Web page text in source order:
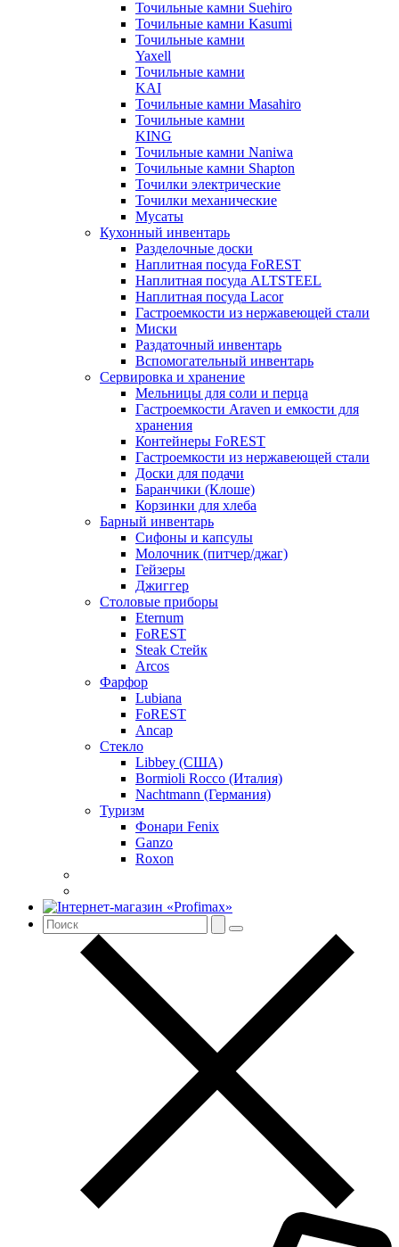
Точильные камни Suehiro
Точильные камни Kasumi
Точильные камни
Yaxell
Точильные камни
KAI
Точильные камни Masahiro
Точильные камни
KING
Точильные камни Naniwa
Точильные камни Shapton
Точилки электрические
Точилки механические
Мусаты
Кухонный инвентарь
Разделочные доски
Наплитная посуда FoREST
Наплитная посуда ALTSTEEL
Наплитная посуда Lacor
Гастроемкости из нержавеющей стали
Миски
Раздаточный инвентарь
Вспомогательный инвентарь
Сервировка и хранение
Мельницы для соли и перца
Гастроемкости Araven и емкости для
хранения
Контейнеры FoREST
Гастроемкости из нержавеющей стали
Доски для подачи
Баранчики (Клоше)
Корзинки для хлеба
Барный инвентарь
Сифоны и капсулы
Молочник (питчер/джаг)
Гейзеры
Джиггер
Столовые приборы
Eternum
FoREST
Steak Стейк
Arcos
Фарфор
Lubiana
FoREST
Ancap
Стекло
Libbey (США)
Bormioli Rocco (Италия)
Nachtmann (Германия)
Туризм
Фонари Fenix
Ganzo
Roxon